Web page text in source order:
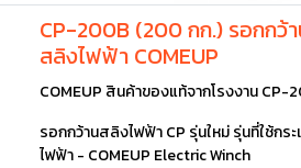
CP-200B (200 กก.) รอกกว้
สลิงไฟฟ้า COMEUP
COMEUP สินค้าของแท้จากโรงงาน CP-
รอกกว้านสลิงไฟฟ้า CP รุ่นใหม่ รุ่นที่ใช้กร
ไฟฟ้า - COMEUP Electric Winch